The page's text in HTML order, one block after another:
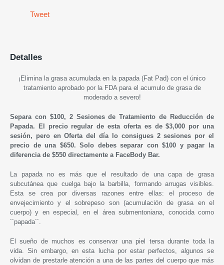
Tweet
Detalles
¡Elimina la grasa acumulada en la papada (Fat Pad) con el único
tratamiento aprobado por la FDA para el acumulo de grasa de
moderado a severo!
Separa con $100, 2 Sesiones de Tratamiento de Reducción de
Papada. El precio regular de esta oferta es de $3,000 por una
sesión, pero en Oferta del día lo consigues 2 sesiones por el
precio de una $650. Solo debes separar con $100 y pagar la
diferencia de $550 directamente a FaceBody Bar.
La papada no es más que el resultado de una capa de grasa
subcutánea que cuelga bajo la barbilla, formando arrugas visibles.
Esta se crea por diversas razones entre ellas: el proceso de
envejecimiento y el sobrepeso son (acumulación de grasa en el
cuerpo) y en especial, en el área submentoniana, conocida como
´´papada´´.
El sueño de muchos es conservar una piel tersa durante toda la
vida.Sin embargo, en esta lucha por estar perfectos, algunos se
olvidan de prestarle atención a una de las partes del cuerpo que más